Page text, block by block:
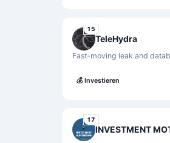
15
TeleHydra
Fast-moving leak and
💰 Investieren
17
INVESTMENT